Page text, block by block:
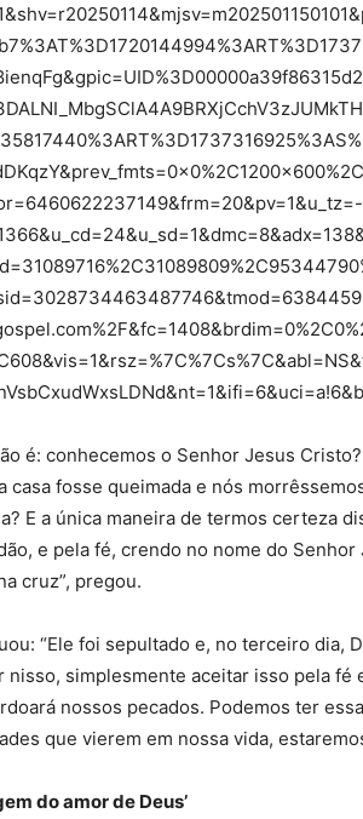
é: conhecemos o Senhor Jesus
casa fosse queimada e nós
E a única maneira de termos certeza
e pela fé, crendo no nome do
cruz”, pregou.
“Ele foi sepultado e, no terceiro dia,
nisso, simplesmente aceitar isso pela fé
nossos pecados. Podemos ter
que vierem em nossa vida,
do amor de Deus’